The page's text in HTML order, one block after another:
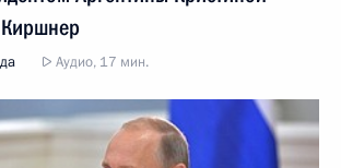
Аудио, 17 мин.